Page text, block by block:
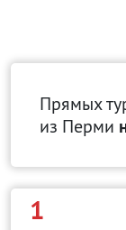
Прямых
из Перми
1